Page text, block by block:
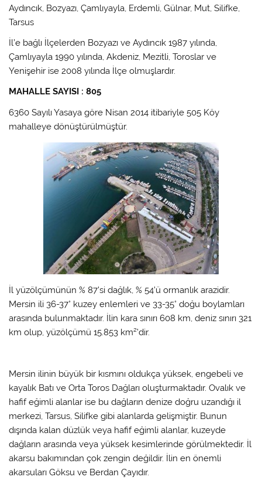
Aydıncık, Bozyazı, Çamlıyayla, Erdemli, Gülnar, Mut, Silifke,
Tarsus
İl’e bağlı İlçelerden Bozyazı ve Aydıncık 1987 yılında,
Çamlıyayla 1990 yılında, Akdeniz, Mezitli, Toroslar ve
Yenişehir ise 2008 yılında İlçe olmuşlardır.
MAHALLE SAYISI : 805
6360 Sayılı Yasaya göre Nisan 2014 itibariyle 505 Köy
mahalleye dönüştürülmüştür.
İl yüzölçümünün % 87’si dağlık, % 54’ü ormanlık arazidir.
Mersin ili 36-37° kuzey enlemleri ve 33-35° doğu boylamları
arasında bulunmaktadır. İlin kara sınırı 608 km, deniz sınırı 321
km olup, yüzölçümü 15.853 km²’dir.
Mersin ilinin büyük bir kısmını oldukça yüksek, engebeli ve
kayalık Batı ve Orta Toros Dağları oluşturmaktadır. Ovalık ve
hafif eğimli alanlar ise bu dağların denize doğru uzandığı il
merkezi, Tarsus, Silifke gibi alanlarda gelişmiştir. Bunun
dışında kalan düzlük veya hafif eğimli alanlar, kuzeyde
dağların arasında veya yüksek kesimlerinde görülmektedir. İl
akarsu bakımından çok zengin değildir. İlin en önemli
akarsuları Göksu ve Berdan Çayıdır.